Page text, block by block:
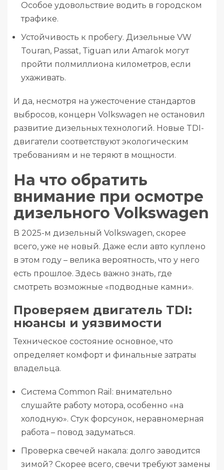
Особое удовольствие водить в городском
трафике.
Устойчивость к пробегу. Дизельные VW
Touran, Passat, Tiguan или Amarok могут
пройти полмиллиона километров, если
ухаживать.
И да, несмотря на ужесточение стандартов
выбросов, концерн Volkswagen не остановил
развитие дизельных технологий. Новые TDI-
двигатели соответствуют экологическим
требованиям и не теряют в мощности.
На что обратить
внимание при осмотре
дизельного Volkswagen
В 2025-м дизельный Volkswagen, скорее
всего, уже не новый. Даже если авто куплено
в этом году – велика вероятность, что у него
есть прошлое. Здесь важно знать, где
смотреть возможные «подводные камни».
Проверяем двигатель TDI:
нюансы и уязвимости
Техническое состояние основное, что
определяет комфорт и финальные затраты
владельца.
Система Common Rail: внимательно
слушайте работу мотора, особенно «на
холодную». Стук форсунок, неравномерная
работа – повод задуматься.
Проверка свечей накала: долго заводится
зимой? Скорее всего, свечи требуют замены